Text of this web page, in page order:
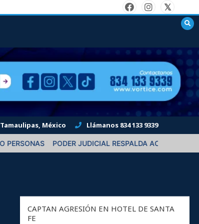
Tamaulipas, México Llámanos 834 133 9339
PODER JUDICIAL RESPALDA ACTUACIÓN DE JUEZA EN
CAPTAN AGRESIÓN EN HOTEL DE SANTA
FE